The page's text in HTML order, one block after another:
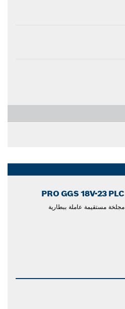
PRO GGS 18V-23 PLC
مجلخة مستقيمة عاملة ببطارية